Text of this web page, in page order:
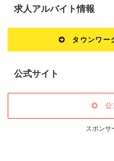
求人アルバイト情報
タウンワー
公式サイト
公
スポンサ